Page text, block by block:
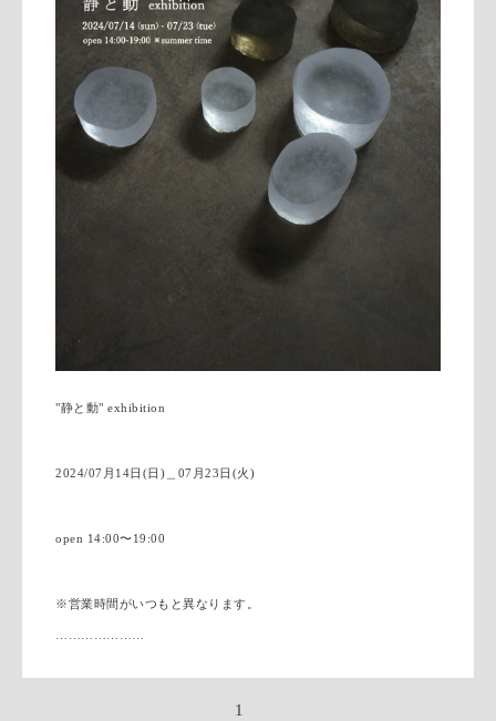
"静と動" exhibition
2024/07月14日(日)＿07月23日(火)
open 14:00〜19:00
※営業時間がいつもと異なります。
1